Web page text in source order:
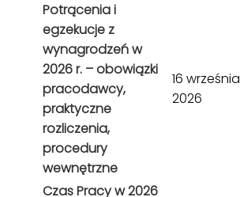
Potrącenia i
egzekucje z
wynagrodzeń w
2026 r. – obowiązki
pracodawcy,
praktyczne
rozliczenia,
procedury
wewnętrzne
16 września
2026
Czas Pracy w 2026